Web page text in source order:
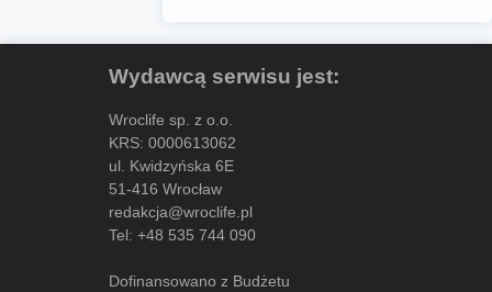
Wydawcą serwisu jest:
Wroclife sp. z o.o.
KRS: 0000613062
ul. Kwidzyńska 6E
51-416 Wrocław
redakcja@wroclife.pl
Tel: +48 535 744 090
Dofinansowano z Budżetu